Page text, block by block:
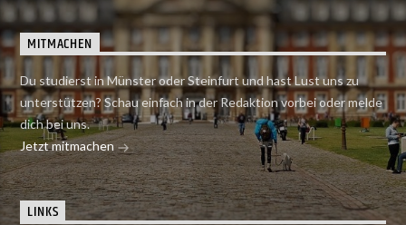
MITMACHEN
Du studierst in Münster oder Steinfurt und hast Lust uns zu
unterstützen? Schau einfach in der Redaktion vorbei oder melde
dich bei uns.
Jetzt mitmachen
LINKS